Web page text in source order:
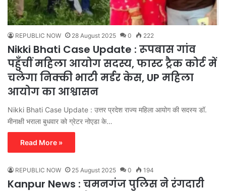
REPUBLIC NOW 28 August 2025 0 222
Nikki Bhati Case Update : रूपबास गांव
पहुँचीं महिला आयोग सदस्य, फास्ट ट्रैक कोर्ट में
चलेगा निक्की भाटी मर्डर केस, UP महिला
आयोग का आश्वासन
Nikki Bhati Case Update : उत्तर प्रदेश राज्य महिला आयोग की सदस्य डॉ.
मीनाक्षी भराला बुधवार को ग्रेटर नोएडा के…
Read More »
REPUBLIC NOW 25 August 2025 0 194
Kanpur News : चमनगंज पुलिस ने रंगदारी